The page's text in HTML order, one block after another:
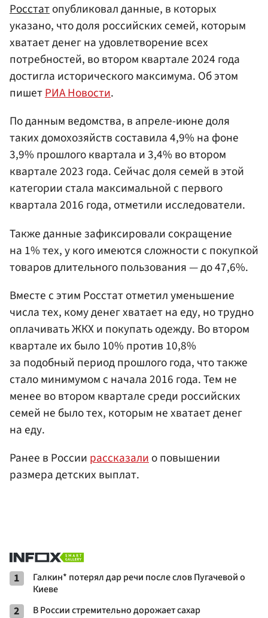
Росстатопубликовал данные, в которых
указано, что доля российских семей, которым
хватает денег на удовлетворение всех
потребностей, во втором квартале 2024 года
достигла исторического максимума. Об этом
пишетРИА Новости.
По данным ведомства, в апреле-июне доля
таких домохозяйств составила 4,9% на фоне
3,9% прошлого квартала и 3,4% во втором
квартале 2023 года. Сейчас доля семей в этой
категории стала максимальной с первого
квартала 2016 года, отметили исследователи.
Также данные зафиксировали сокращение
на 1% тех, у кого имеются сложности с покупкой
товаров длительного пользования — до 47,6%.
Вместе с этим Росстат отметил уменьшение
числа тех, кому денег хватает на еду, но трудно
оплачивать ЖКХ и покупать одежду. Во втором
квартале их было 10% против 10,8%
за подобный период прошлого года, что также
стало минимумом с начала 2016 года. Тем не
менее во втором квартале среди российских
семей не было тех, которым не хватает денег
на еду.
Ранее в России рассказалио повышении
размера детских выплат.
1
Галкин* потерял дар речи после слов Пугачевой о
Киеве
2 В России стремительно дорожает сахар